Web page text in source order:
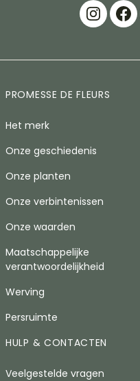
PROMESSE DE FLEURS
Het merk
Onze geschiedenis
Onze planten
Onze verbintenissen
Onze waarden
Maatschappelijke
verantwoordelijkheid
Werving
Persruimte
HULP & CONTACTEN
Veelgestelde vragen